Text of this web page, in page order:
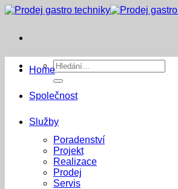
Přeskočit
Hledat:
Home
Společnost
Služby
Poradenství
Projekt
Realizace
Prodej
Servis